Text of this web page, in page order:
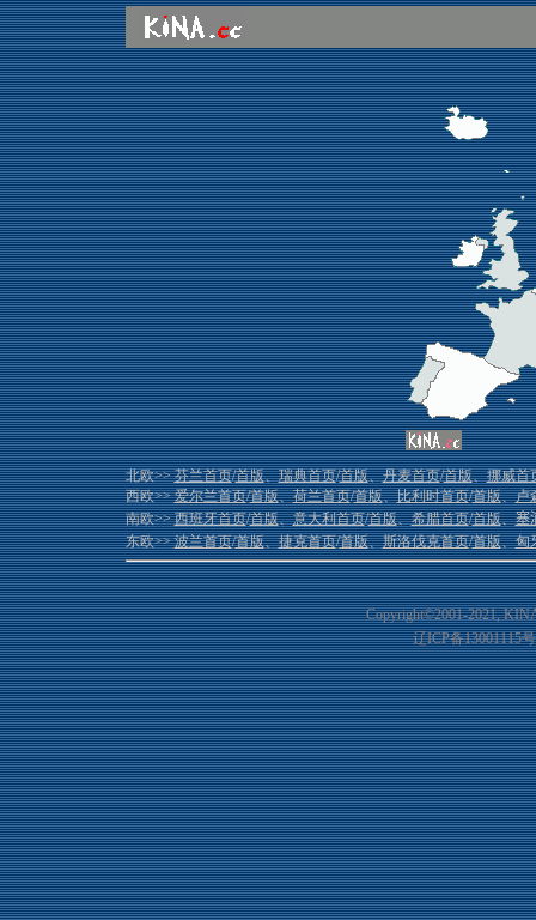
北欧>>芬兰首页/首版、瑞典首页/首版、丹麦首页/首版、挪威首
西欧>>爱尔兰首页/首版、荷兰首页/首版、比利时首页/首版、卢
南欧>>西班牙首页/首版、意大利首页/首版、希腊首页/首版、塞
东欧>>波兰首页/首版、捷克首页/首版、斯洛伐克首页/首版、匈
Copyright©2001-2021,
辽ICP备13001115